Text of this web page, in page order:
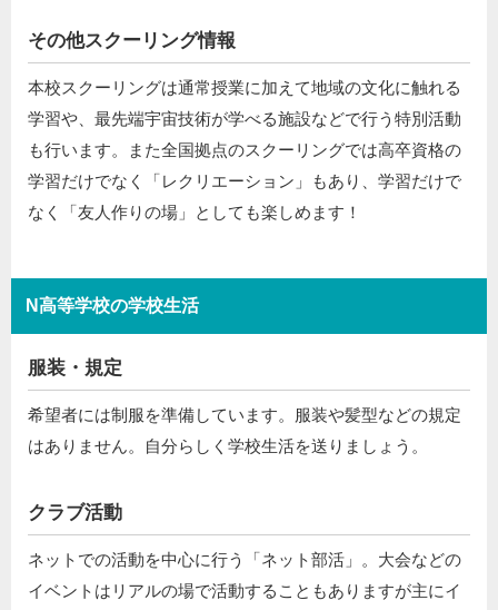
その他スクーリング情報
本校スクーリングは通常授業に加えて地域の文化に触れる
学習や、最先端宇宙技術が学べる施設などで行う特別活動
も行います。また全国拠点のスクーリングでは高卒資格の
学習だけでなく「レクリエーション」もあり、学習だけで
なく「友人作りの場」としても楽しめます！
N高等学校の学校生活
服装・規定
希望者には制服を準備しています。服装や髪型などの規定
はありません。自分らしく学校生活を送りましょう。
クラブ活動
ネットでの活動を中心に行う「ネット部活」。大会などの
イベントはリアルの場で活動することもありますが主にイ